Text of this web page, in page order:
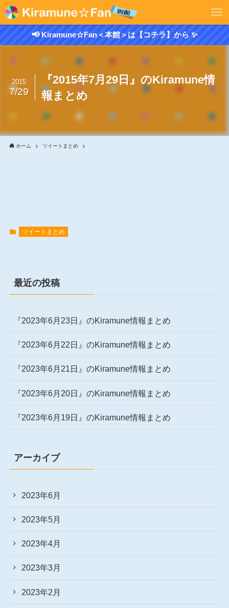
📢 Kiramune☆Fan＜本館＞は【コチラ】から ✨
『2015年7月29日』のKiramune情
報まとめ
2015
7/29
ホーム ツイートまとめ
ツイートまとめ
最近の投稿
『2023年6月23日』のKiramune情報まとめ
『2023年6月22日』のKiramune情報まとめ
『2023年6月21日』のKiramune情報まとめ
『2023年6月20日』のKiramune情報まとめ
『2023年6月19日』のKiramune情報まとめ
アーカイブ
2023年6月
2023年5月
2023年4月
2023年3月
2023年2月